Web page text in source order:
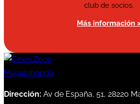
club de socios.
Más información
Dirección: Av de España, 51, 28220